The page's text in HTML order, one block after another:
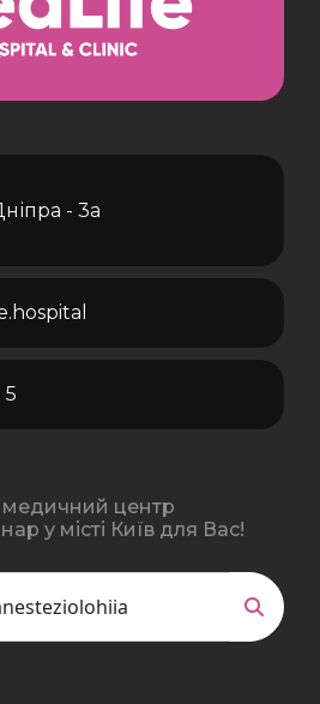
- 3а
5
центр
у місті Київ для Вас!